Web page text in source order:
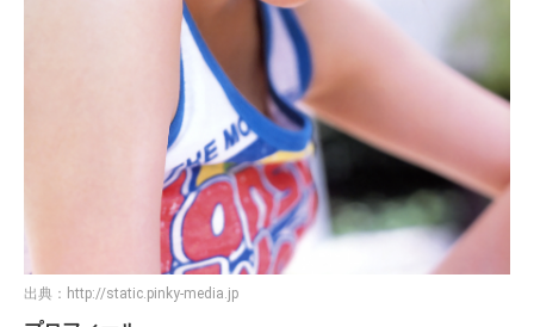
出典： http://static.pinky-media.jp